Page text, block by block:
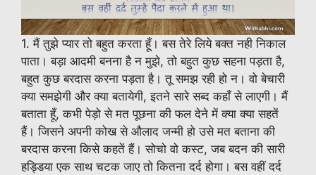
1. मैं तुझे प्यार तो बहुत करता हूँ। बस तेरे लिये बक्त नही निकाल
पाता। बड़ा आदमी बनना है न मुझे, तो बहुत कुछ सहना पड़ता है,
बहुत कुछ बरदास करना पड़ता है। तू समझ रही हो न। वो बेचारी
क्या समझेगी और क्या बतायेगी, इतने सारे सब्द कहाँ से लाएगी। मैं
बताता हूँ, कभी पेड़ो से मत पूछना की फल देने में क्या क्या सहतें
हैं। जिसने अपनी कोख से औलाद जन्मी हो उसे मत बताना की
बरदास करना किसे कहतें हैं। सोचो वो कस्ट, जब बदन की सारी
हड्डिया एक साथ चटक जाए तो कितना दर्द होगा। बस वहीं दर्द